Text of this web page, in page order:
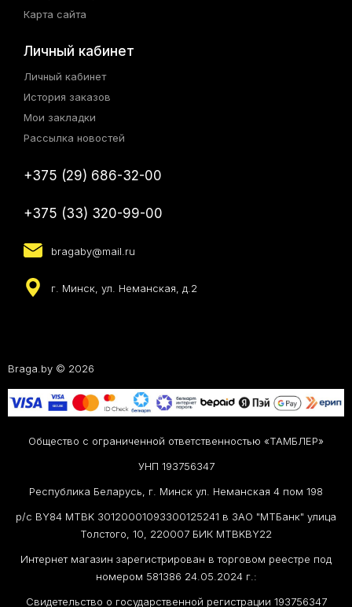
Карта сайта
Личный кабинет
Личный кабинет
История заказов
Мои закладки
Рассылка новостей
+375 (29) 686-32-00
+375 (33) 320-99-00
bragaby@mail.ru
г. Минск, ул. Неманская, д.2
Braga.by © 2026
Общество с ограниченной ответственностью «ТАМБЛЕР»
УНП 193756347
Республика Беларусь, г. Минск ул. Неманская 4 пом 198
р/с BY84 MTBK 30120001093300125241 в ЗАО "МТБанк" улица
Толстого, 10, 220007 БИК MTBKBY22
Интернет магазин зарегистрирован в торговом реестре под
номером 581386 24.05.2024 г.:
Свидетельство о государственной регистрации 193756347